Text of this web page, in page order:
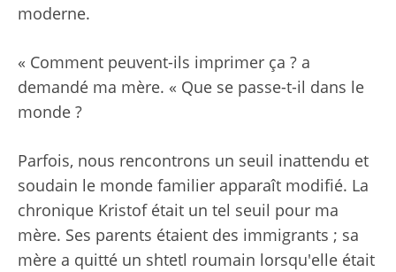
moderne.
« Comment peuvent-ils imprimer ça ? a
demandé ma mère. « Que se passe-t-il dans le
monde ?
Parfois, nous rencontrons un seuil inattendu et
soudain le monde familier apparaît modifié. La
chronique Kristof était un tel seuil pour ma
mère. Ses parents étaient des immigrants ; sa
mère a quitté un shtetl roumain lorsqu'elle était